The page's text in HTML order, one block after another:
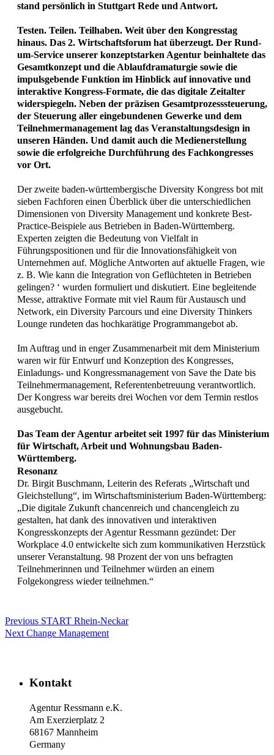
stand persönlich in Stuttgart Rede und Antwort.
Testen. Teilen. Teilhaben. Weit über den Kongresstag
hinaus. Das 2. Wirtschaftsforum hat überzeugt. Der Rund-
um-Service unserer konzeptstarken Agentur beinhaltete das
Gesamtkonzept und die Ablaufdramaturgie sowie die
impulsgebende Funktion im Hinblick auf innovative und
interaktive Kongress-Formate, die das digitale Zeitalter
widerspiegeln. Neben der präzisen Gesamtprozesssteuerung,
der Steuerung aller eingebundenen Gewerke und dem
Teilnehmermanagement lag das Veranstaltungsdesign in
unseren Händen. Und damit auch die Medienerstellung
sowie die erfolgreiche Durchführung des Fachkongresses
vor Ort.
Der zweite baden-württembergische Diversity Kongress bot mit
sieben Fachforen einen Überblick über die unterschiedlichen
Dimensionen von Diversity Management und konkrete Best-
Practice-Beispiele aus Betrieben in Baden-Württemberg.
Experten zeigten die Bedeutung von Vielfalt in
Führungspositionen und für die Innovationsfähigkeit von
Unternehmen auf. Mögliche Antworten auf aktuelle Fragen, wie
z. B. Wie kann die Integration von Geflüchteten in Betrieben
gelingen? ‘ wurden formuliert und diskutiert. Eine begleitende
Messe, attraktive Formate mit viel Raum für Austausch und
Network, ein Diversity Parcours und eine Diversity Thinkers
Lounge rundeten das hochkarätige Programmangebot ab.
Im Auftrag und in enger Zusammenarbeit mit dem Ministerium
waren wir für Entwurf und Konzeption des Kongresses,
Einladungs- und Kongressmanagement von Save the Date bis
Teilnehmermanagement, Referentenbetreuung verantwortlich.
Der Kongress war bereits drei Wochen vor dem Termin restlos
ausgebucht.
Das Team der Agentur arbeitet seit 1997 für das Ministerium
für Wirtschaft, Arbeit und Wohnungsbau Baden-
Württemberg.
Resonanz
Dr. Birgit Buschmann, Leiterin des Referats „Wirtschaft und
Gleichstellung“, im Wirtschaftsministerium Baden-Württemberg:
„Die digitale Zukunft chancenreich und chancengleich zu
gestalten, hat dank des innovativen und interaktiven
Kongresskonzepts der Agentur Ressmann gezündet: Der
Workplace 4.0 entwickelte sich zum kommunikativen Herzstück
unserer Veranstaltung. 98 Prozent der von uns befragten
Teilnehmerinnen und Teilnehmer würden an einem
Folgekongress wieder teilnehmen.“
Previous START Rhein-Neckar
Next Change Management
Kontakt
Agentur Ressmann e.K.
Am Exerzierplatz 2
68167 Mannheim
Germany